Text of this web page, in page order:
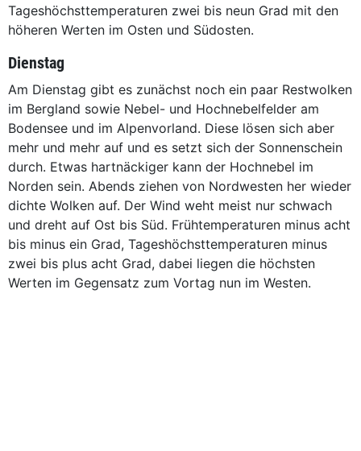
Tageshöchsttemperaturen zwei bis neun Grad mit den
höheren Werten im Osten und Südosten.
Dienstag
Am Dienstag gibt es zunächst noch ein paar Restwolken
im Bergland sowie Nebel- und Hochnebelfelder am
Bodensee und im Alpenvorland. Diese lösen sich aber
mehr und mehr auf und es setzt sich der Sonnenschein
durch. Etwas hartnäckiger kann der Hochnebel im
Norden sein. Abends ziehen von Nordwesten her wieder
dichte Wolken auf. Der Wind weht meist nur schwach
und dreht auf Ost bis Süd. Frühtemperaturen minus acht
bis minus ein Grad, Tageshöchsttemperaturen minus
zwei bis plus acht Grad, dabei liegen die höchsten
Werten im Gegensatz zum Vortag nun im Westen.